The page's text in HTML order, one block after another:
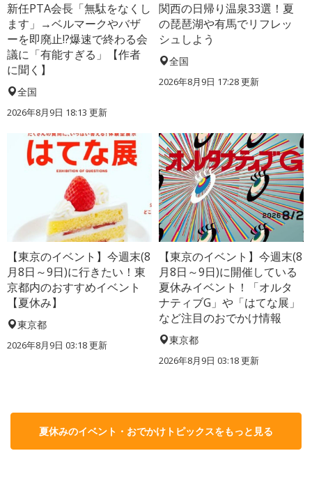
新任PTA会長「無駄をなくし
ます」→ベルマークやバザ
ーを即廃止!?爆速で終わる会
議に「有能すぎる」【作者
に聞く】
全国
2026年8月9日 18:13 更新
関西の日帰り温泉33選！夏
の琵琶湖や有馬でリフレッ
シュしよう
全国
2026年8月9日 17:28更新
【東京のイベント】今週末(8
月8日～9日)に行きたい！東
京都内のおすすめイベント
【夏休み】
東京都
2026年8月9日 03:18更新
【東京のイベント】今週末(8
月8日～9日)に開催している
夏休みイベント！「オルタ
ナティブG」や「はてな展」
など注目のおでかけ情報
東京都
2026年8月9日 03:18更新
夏休みのイベント・おでかけトピックスをもっと見る